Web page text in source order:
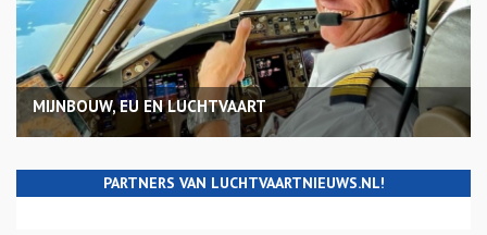
MIJNBOUW, EU EN LUCHTVAART
PARTNERS VAN LUCHTVAARTNIEUWS.NL!